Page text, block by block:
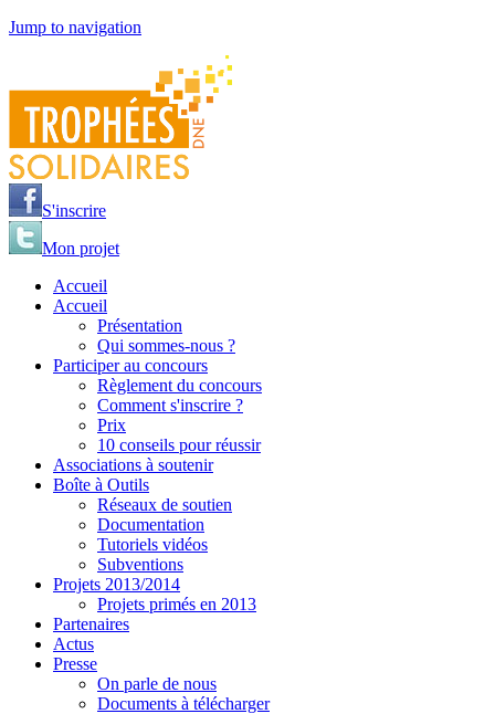
Jump to navigation
S'inscrire
Mon projet
Accueil
Accueil
Présentation
Qui sommes-nous ?
Participer au concours
Règlement du concours
Comment s'inscrire ?
Prix
10 conseils pour réussir
Associations à soutenir
Boîte à Outils
Réseaux de soutien
Documentation
Tutoriels vidéos
Subventions
Projets 2013/2014
Projets primés en 2013
Partenaires
Actus
Presse
On parle de nous
Documents à télécharger